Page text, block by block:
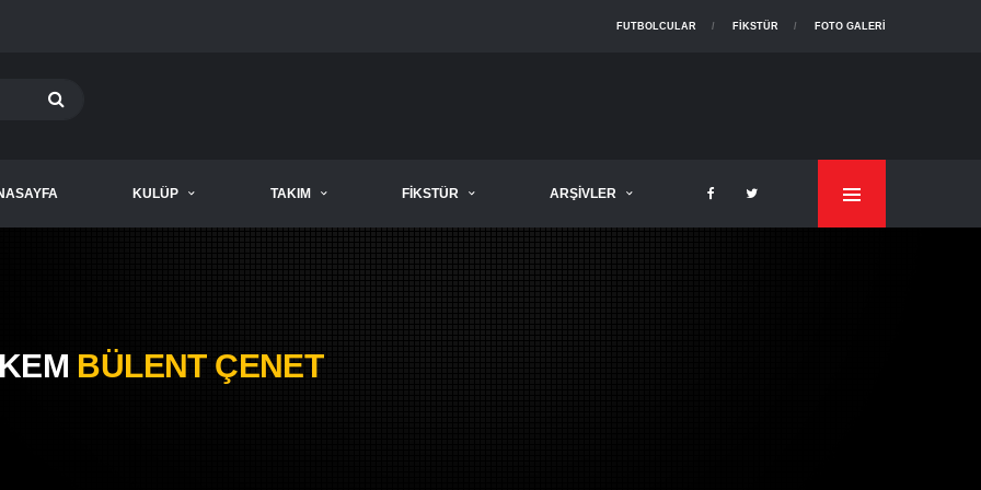
FOTO GALERI
FIKSTÜR
FUTBOLCULAR
KULÜP TAKIM FIKSTÜR ARŞIVLER
BÜLENT ÇENET